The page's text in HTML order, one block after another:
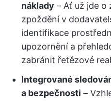
náklady – Ať už jde o
zpoždění v
identifikace
upozornění a
zabránit řetězové
Integrované
a bezpečnosti –